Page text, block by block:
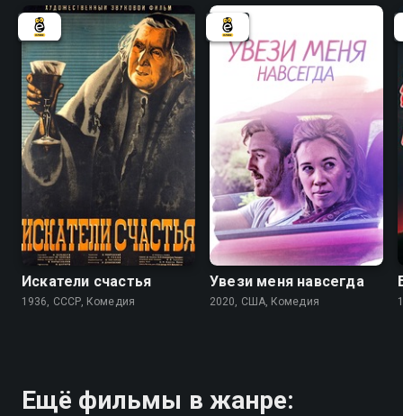
6.2
Искатели счастья
1936, СССР, Комедия
Увези меня навсегда
2020, США, Комедия
Ещё фильмы в жанре: